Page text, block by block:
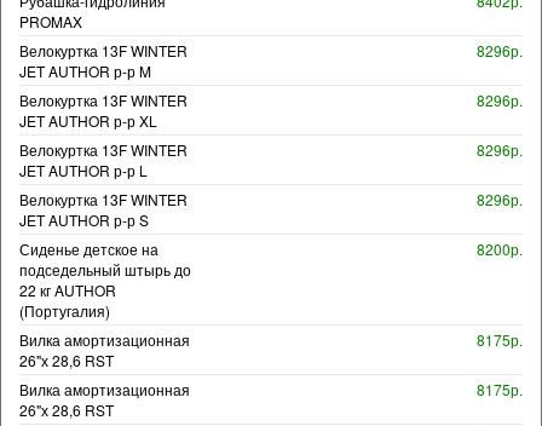
PROMAX
Велокуртка 13F WINTER
JET AUTHOR р-р M
8296р.
Велокуртка 13F WINTER
JET AUTHOR р-р XL
8296р.
Велокуртка 13F WINTER
JET AUTHOR р-р L
8296р.
Велокуртка 13F WINTER
JET AUTHOR р-р S
8296р.
Сиденье детское на
подседельный штырь до
22 кг AUTHOR
(Португалия)
8200р.
Вилка амортизационная
26"х 28,6 RST
8175р.
Вилка амортизационная
26"х 28,6 RST
8175р.